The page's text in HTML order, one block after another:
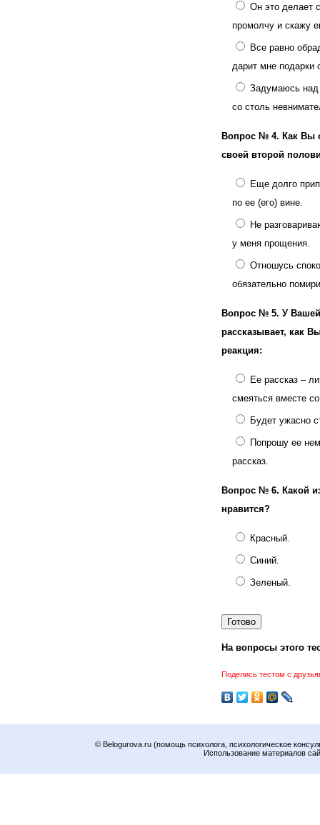
Он это делает
промолчу и скажу
Все равно
дарит мне подарки
Задумаюсь
со столь
Вопрос № 4. Как Вы
своей второй
Еще долго
по ее (его) вине.
Не
у меня прощения.
Отношусь
обязательно
Вопрос № 5. У
рассказывает, как
реакция:
Ее рассказ –
смеяться вместе
Будет ужасно
Попрошу ее
рассказ.
Вопрос № 6. Какой
нравится?
Красный.
Синий.
Зеленый.
На вопросы этого
Поделись тестом с
© Belogurova.ru (помощь психолога, психологическое
Использование материалов